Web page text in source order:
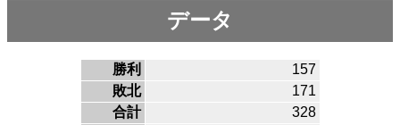
データ
勝利
157
敗北
171
合計
328